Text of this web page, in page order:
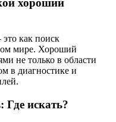
как поиск
мире. Хороший
не только в области
в диагностике и
Где искать?